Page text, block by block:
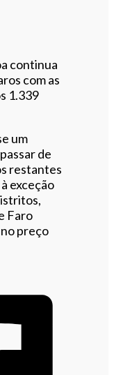
continua
com as
1.339
um
de
restantes
exceção
Faro
preço